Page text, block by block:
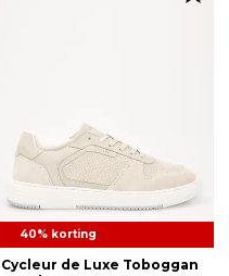
40% korting
Cycleur de Luxe Toboggan